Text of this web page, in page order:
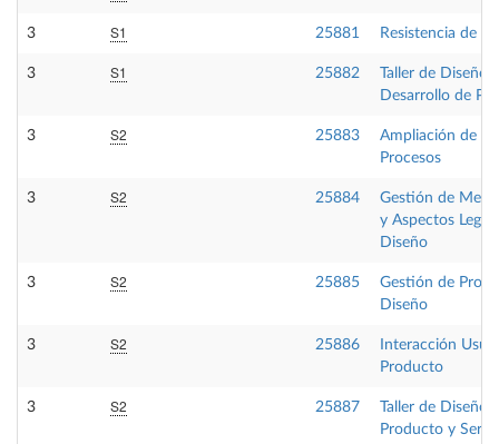
3 S1 25881 Resistencia de
3 S1 25882
Taller de Diseño
Desarrollo de
3 S2 25883
Ampliación de
Procesos
3 S2 25884
Gestión de
y Aspectos
Diseño
3 S2 25885
Gestión de
Diseño
3 S2 25886
Interacción
Producto
3 S2 25887
Taller de Diseño
Producto y